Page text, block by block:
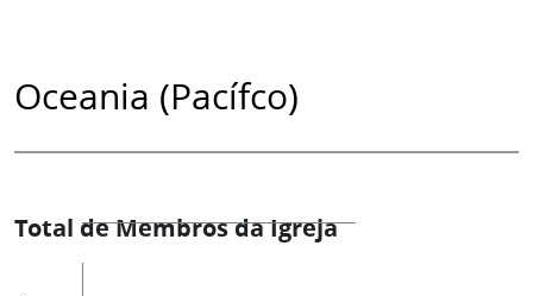
Oceania (Pacífco)
Total de Membros da Igreja